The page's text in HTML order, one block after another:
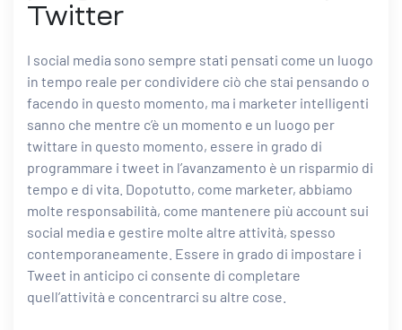
Twitter
I social media sono sempre stati pensati come un luogo
in tempo reale per condividere ciò che stai pensando o
facendo in questo momento, ma i marketer intelligenti
sanno che mentre c’è un momento e un luogo per
twittare in questo momento, essere in grado di
programmare i tweet in l’avanzamento è un risparmio di
tempo e di vita. Dopotutto, come marketer, abbiamo
molte responsabilità, come mantenere più account sui
social media e gestire molte altre attività, spesso
contemporaneamente. Essere in grado di impostare i
Tweet in anticipo ci consente di completare
quell’attività e concentrarci su altre cose.